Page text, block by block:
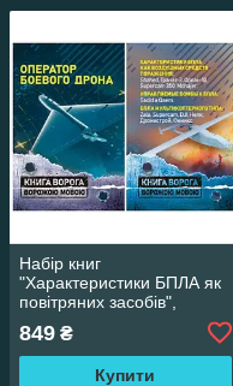
Набір книг
"Характеристики БПЛА як
повітряних засобів",
дрона: навчальний
посібник"
849 ₴
Купити